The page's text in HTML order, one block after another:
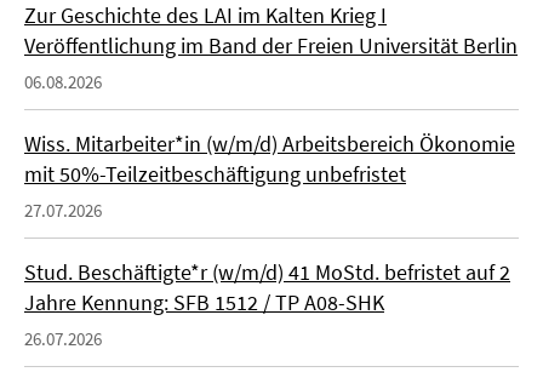
Zur Geschichte des LAI im Kalten Krieg I
Veröffentlichung im Band der Freien Universität Berlin
06.08.2026
Wiss. Mitarbeiter*in (w/m/d) Arbeitsbereich Ökonomie
mit 50%-Teilzeitbeschäftigung unbefristet
27.07.2026
Stud. Beschäftigte*r (w/m/d) 41 MoStd. befristet auf 2
Jahre Kennung: SFB 1512 / TP A08-SHK
26.07.2026